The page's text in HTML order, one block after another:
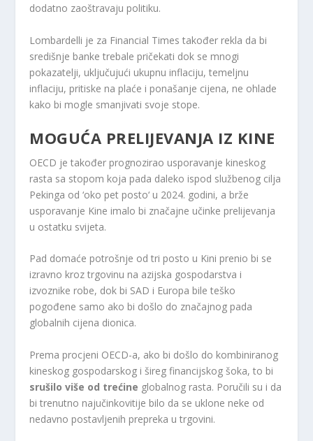
dodatno zaoštravaju politiku.
Lombardelli je za Financial Times također rekla da bi
središnje banke trebale pričekati dok se mnogi
pokazatelji, uključujući ukupnu inflaciju, temeljnu
inflaciju, pritiske na plaće i ponašanje cijena, ne ohlade
kako bi mogle smanjivati svoje stope.
MOGUĆA PRELIJEVANJA IZ KINE
OECD je također prognozirao usporavanje kineskog
rasta sa stopom koja pada daleko ispod službenog cilja
Pekinga od ‘oko pet posto‘ u 2024. godini, a brže
usporavanje Kine imalo bi značajne učinke prelijevanja
u ostatku svijeta.
Pad domaće potrošnje od tri posto u Kini prenio bi se
izravno kroz trgovinu na azijska gospodarstva i
izvoznike robe, dok bi SAD i Europa bile teško
pogođene samo ako bi došlo do značajnog pada
globalnih cijena dionica.
Prema procjeni OECD-a, ako bi došlo do kombiniranog
kineskog gospodarskog i šireg financijskog šoka, to bi
srušilo više od trećine globalnog rasta. Poručili su i da
bi trenutno najučinkovitije bilo da se uklone neke od
nedavno postavljenih prepreka u trgovini.